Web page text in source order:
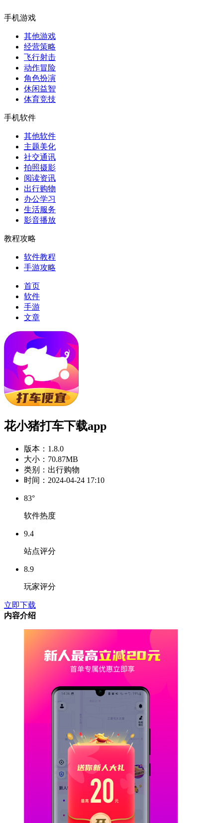
手机游戏
其他游戏
经营策略
飞行射击
动作冒险
角色扮演
休闲益智
体育竞技
手机软件
其他软件
主题美化
社交通讯
拍照摄影
阅读资讯
出行购物
办公学习
生活服务
影音播放
教程攻略
软件教程
手游攻略
首页
软件
手游
文章
花小猪打车下载app
版本： 1.8.0
大小： 70.87MB
类别： 出行购物
时间： 2024-04-24 17:10
83°
软件热度
9.4
站点评分
8.9
玩家评分
立即下载
内容介绍